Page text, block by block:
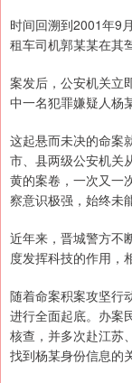
时间回溯到2001年9
租车司机郭某某在其
案发后，公安机关立
中一名犯罪嫌疑人杨
这起悬而未决的命案
市、县两级公安机关
黄的案卷，一次又一
察意识极强，始终未
近年来，晋城警方不
度发挥科技的作用，
随着命案积案攻坚行
进行全面起底。办案
核查，并多次赴江苏
找到杨某身份信息的